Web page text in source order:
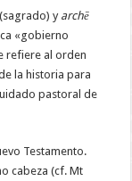
y archē
«gobierno
refiere al orden
la historia para
pastoral de
Testamento.
cabeza (cf. Mt